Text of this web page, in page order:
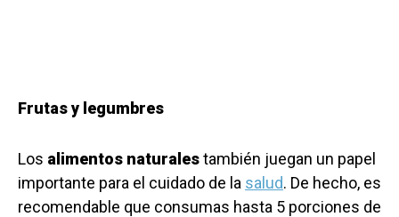
Frutas y legumbres
Los alimentos naturalestambién juegan un papel
importante para el cuidado de la salud. De hecho, es
recomendable que consumas hasta 5 porciones de